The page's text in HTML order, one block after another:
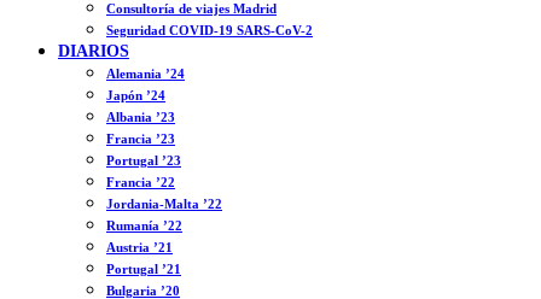
Consultoría de viajes Madrid
Seguridad COVID-19 SARS-CoV-2
DIARIOS
Alemania ’24
Japón ’24
Albania ’23
Francia ’23
Portugal ’23
Francia ’22
Jordania-Malta ’22
Rumanía ’22
Austria ’21
Portugal ’21
Bulgaria ’20